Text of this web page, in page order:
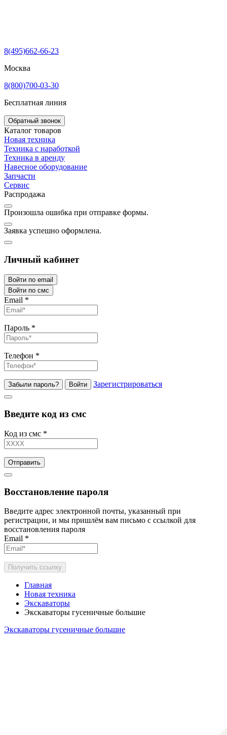
8(495)662-66-23
Москва
8(800)700-03-30
Бесплатная линия
Обратный звонок
Каталог товаров
Новая техника
Техника с наработкой
Техника в аренду
Навесное оборудование
Запчасти
Сервис
Распродажа
Произошла ошибка при отправке формы.
Заявка успешно оформлена.
Личный кабинет
Войти по email
Войти по смс
Email *
Пароль *
Телефон *
Забыли пароль? Войти Зарегистрироваться
Введите код из смс
Код из смс *
Отправить
Восстановление пароля
Введите адрес электронной почты, указанный при
регистрации, и мы пришлём вам письмо с ссылкой для
восстановления пароля
Email *
Получить ссылку
Главная
Новая техника
Экскаваторы
Экскаваторы гусеничные большие
Экскаваторы гусеничные большие